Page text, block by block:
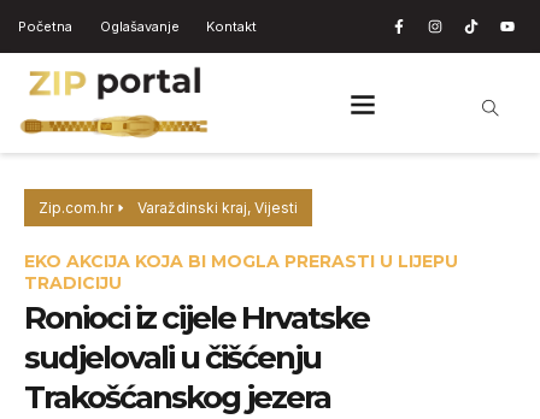
Početna Oglašavanje Kontakt
Zip.com.hr Varaždinski kraj, Vijesti
EKO AKCIJA KOJA BI MOGLA PRERASTI U LIJEPU
TRADICIJU
Ronioci iz cijele Hrvatske
sudjelovali u čišćenju
Trakošćanskog jezera